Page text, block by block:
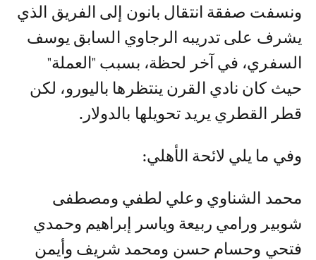
ونسفت صفقة انتقال بانون إلى الفريق الذي
يشرف على تدريبه الرجاوي السابق يوسف
السفري، في آخر لحظة، بسبب "العملة"
حيث كان نادي القرن ينتظرها باليورو، لكن
قطر القطري يريد تحويلها بالدولار.
وفي ما يلي لائحة الأهلي:
محمد الشناوي وعلي لطفي ومصطفى
شوبير ورامي ربيعة وياسر إبراهيم وحمدي
فتحي وحسام حسن ومحمد شريف وأيمن